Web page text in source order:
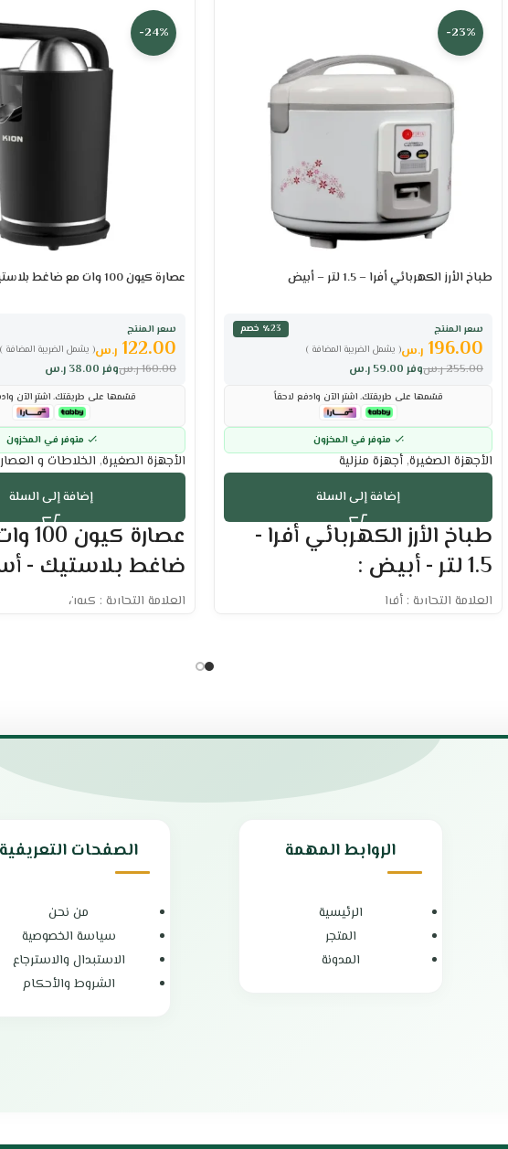
-23%
طباخ الأرز الكهربائي أفرا – 1.5 لتر – أبيض
سعر المنتج
٪23 خصم
( يشمل الضريبة المضافة )
196.00 ر.س
وفر 59.00 ر.س 255.00ر.س
قسّمها على طريقتك. اشترِ الآن وادفع لاحقاً
متوفر في المخزون
الأجهزة الصغيرة, أجهزة منزلية
إضافة إلى السلة
طباخ الأرز الكهربائي أفرا -
1.5 لتر - أبيض :
العلامة التجارية : أفرا
سهولة النقل والتخزين
تمنحك طعام صحي ولذيذ
الضمان الشامل : عامين
-24%
عصارة كيون 100 وات مع ضاغط بلاستيك – أسود
سعر المنتج
( يشمل الضريبة المضافة )
122.00 ر.س
وفر 38.00 ر.س 160.00ر.س
قسّمها على طريقتك. اشترِ الآن
متوفر في المخزون
الأجهزة الصغيرة, الخلاطات و
إضافة إلى السلة
عصارة
ضاغط بلاستيك -
العلامة التجارية : كيون
الضمان الشامل : عامين
الوكيل : شركة باقادر التجارية
الروابط المهمة
الرئيسية
المتجر
المدونة
الصفحات التعريفية
من نحن
سياسة الخصوصية
الاستبدال والاسترجاع
الشروط والأحكام